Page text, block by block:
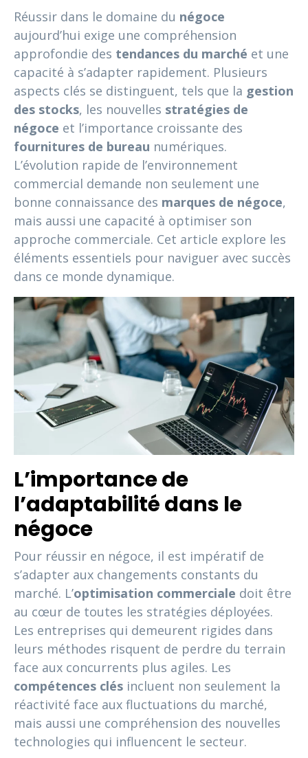
Réussir dans le domaine du négoce
aujourd’hui exige une compréhension
approfondie des tendances du marché et une
capacité à s’adapter rapidement. Plusieurs
aspects clés se distinguent, tels que la gestion
des stocks, les nouvelles stratégies de
négoce et l’importance croissante des
fournitures de bureau numériques.
L’évolution rapide de l’environnement
commercial demande non seulement une
bonne connaissance des marques de négoce,
mais aussi une capacité à optimiser son
approche commerciale. Cet article explore les
éléments essentiels pour naviguer avec succès
dans ce monde dynamique.
L’importance de
l’adaptabilité dans le
négoce
Pour réussir en négoce, il est impératif de
s’adapter aux changements constants du
marché. L’optimisation commerciale doit être
au cœur de toutes les stratégies déployées.
Les entreprises qui demeurent rigides dans
leurs méthodes risquent de perdre du terrain
face aux concurrents plus agiles. Les
compétences clés incluent non seulement la
réactivité face aux fluctuations du marché,
mais aussi une compréhension des nouvelles
technologies qui influencent le secteur.